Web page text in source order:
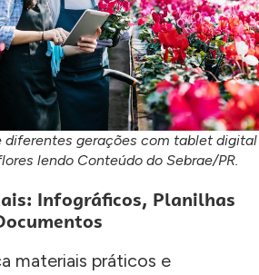
diferentes gerações com tablet digital
lendo Conteúdo do Sebrae/PR.
Infográficos, Planilhas
materiais práticos e